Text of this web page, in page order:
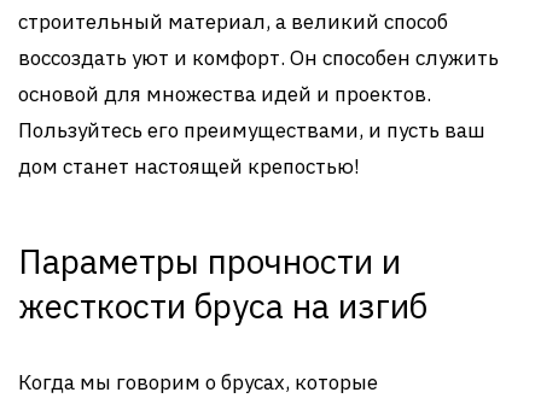
строительный материал, а великий способ
воссоздать уют и комфорт. Он способен служить
основой для множества идей и проектов.
Пользуйтесь его преимуществами, и пусть ваш
дом станет настоящей крепостью!
Параметры прочности и
жесткости бруса на изгиб
Когда мы говорим о брусах, которые